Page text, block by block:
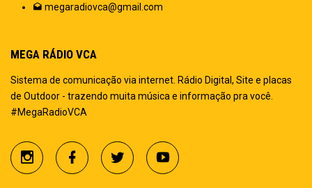
megaradiovca@gmail.com
MEGA RÁDIO VCA
Sistema de comunicação via internet. Rádio Digital, Site e placas
de Outdoor - trazendo muita música e informação pra você.
#MegaRadioVCA